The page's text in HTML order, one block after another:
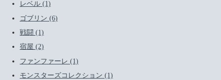
レベル (1)
ゴブリン (6)
戦闘 (1)
宿屋 (2)
ファンファーレ (1)
モンスターズコレクション (1)